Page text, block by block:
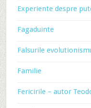
Experiente despre
Fagaduinte
Falsurile
Familie
Fericirile – autor